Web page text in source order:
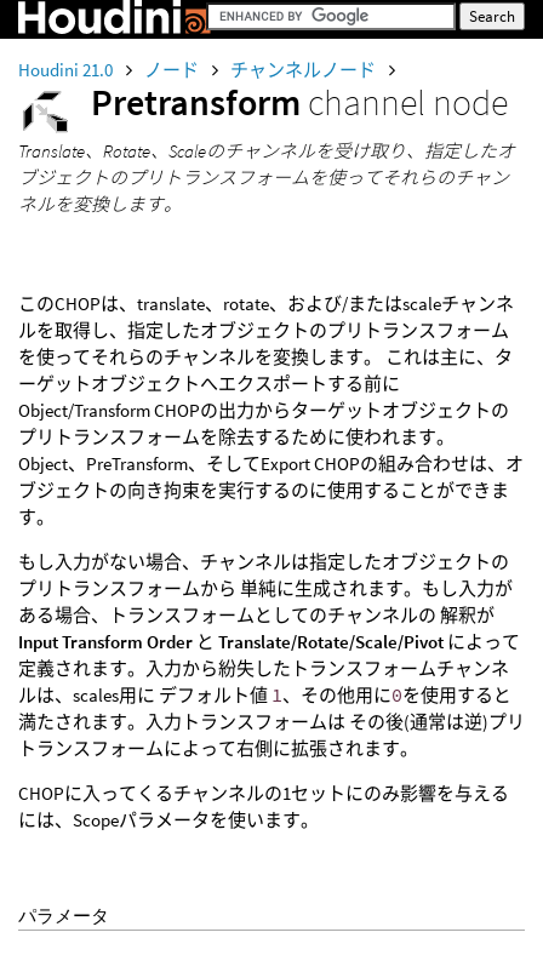
Houdini 21.0 ノード チャンネルノード
Pretransform channel node
Translate、Rotate、Scaleのチャンネルを受け取り、指定したオ
ブジェクトのプリトランスフォームを使ってそれらのチャン
ネルを変換します。
このCHOPは、translate、rotate、および/またはscaleチャンネ
ルを取得し、指定したオブジェクトのプリトランスフォーム
を使ってそれらのチャンネルを変換します。 これは主に、タ
ーゲットオブジェクトへエクスポートする前に
Object/Transform CHOPの出力からターゲットオブジェクトの
プリトランスフォームを除去するために使われます。
Object、PreTransform、そしてExport CHOPの組み合わせは、オ
ブジェクトの向き拘束を実行するのに使用することができま
す。
もし入力がない場合、チャンネルは指定したオブジェクトの
プリトランスフォームから 単純に生成されます。もし入力が
ある場合、トランスフォームとしてのチャンネルの 解釈が
Input Transform Order と Translate/Rotate/Scale/Pivot によって
定義されます。入力から紛失したトランスフォームチャンネ
ルは、scales用に デフォルト値 1、その他用に0を使用すると
満たされます。入力トランスフォームは その後(通常は逆)プリ
トランスフォームによって右側に拡張されます。
CHOPに入ってくるチャンネルの1セットにのみ影響を与える
には、Scopeパラメータを使います。
パラメータ